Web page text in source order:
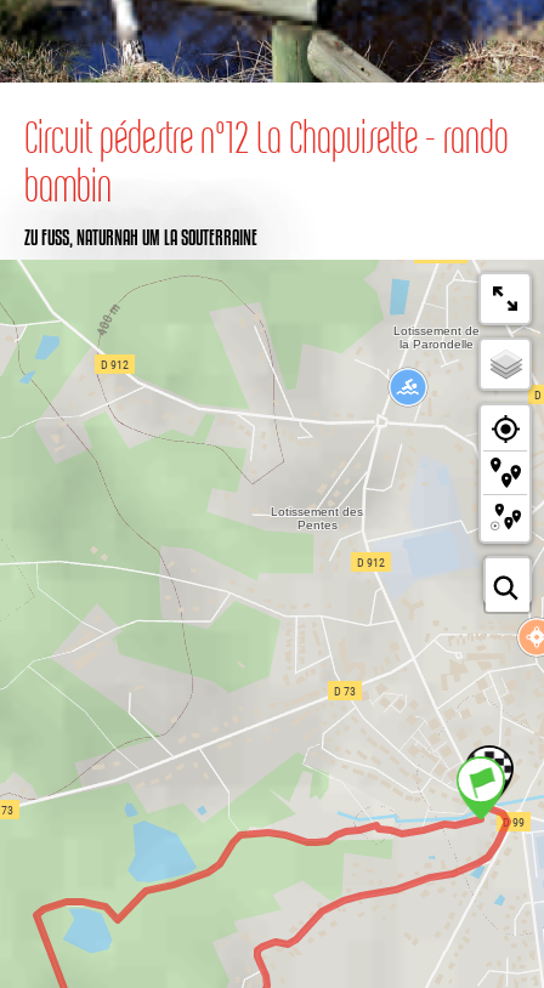
Circuit pédestre n°12 La Chapuisette - rando
bambin
ZU FUSS,NATURNAH UM LA SOUTERRAINE